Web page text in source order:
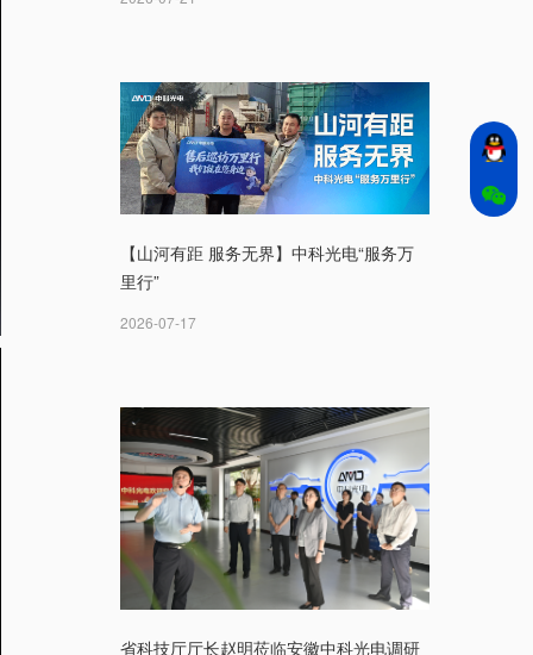
【山河有距 服务无界】中科光电“服务万
里行”
2026-07-17
省科技厅厅长赵明莅临安徽中科光电调研